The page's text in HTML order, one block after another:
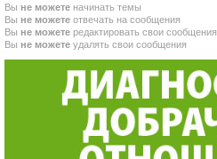
Вы не можете начинать темы
Вы не можете отвечать на сообщения
Вы не можете редактировать свои сообщения
Вы не можете удалять свои сообщения